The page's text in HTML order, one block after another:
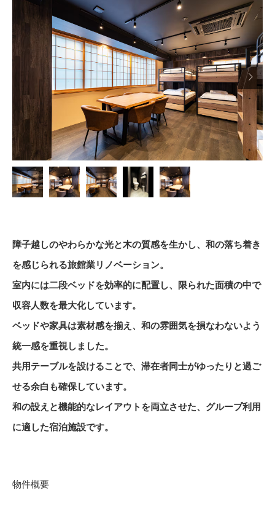

障子越しのやわらかな光と木の質感を生かし、和の落ち着き
を感じられる旅館業リノベーション。
室内には二段ベッドを効率的に配置し、限られた面積の中で
収容人数を最大化しています。
ベッドや家具は素材感を揃え、和の雰囲気を損なわないよう
統一感を重視しました。
共用テーブルを設けることで、滞在者同士がゆったりと過ご
せる余白も確保しています。
和の設えと機能的なレイアウトを両立させた、グループ利用
に適した宿泊施設です。
物件概要